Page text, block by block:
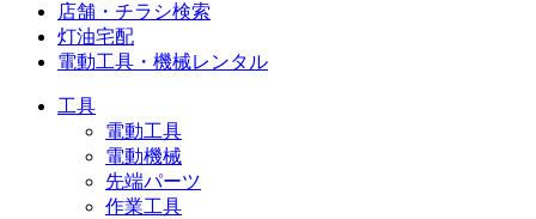
店舗・チラシ検索
灯油宅配
電動工具・機械レンタル
工具
電動工具
電動機械
先端パーツ
作業工具